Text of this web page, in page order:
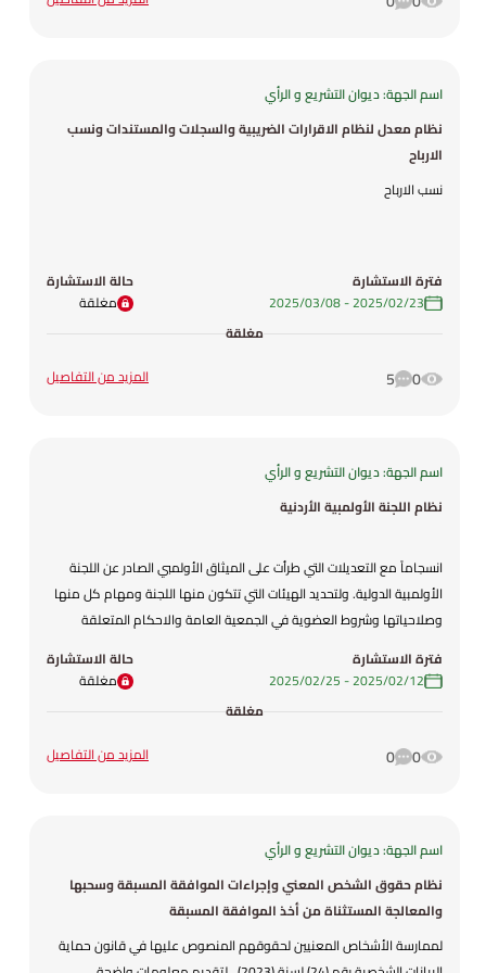
اسم الجهة: ديوان التشريع و الرأي
نظام معدل لنظام الاقرارات الضريبية والسجلات والمستندات ونسب
الارباح
نسب الارباح
فترة الاستشارة
23‏/02‏/2025
-
08‏/03‏/2025
حالة الاستشارة
مغلقة
مغلقة
0
5 المزيد من التفاصيل
اسم الجهة: ديوان التشريع و الرأي
نظام اللجنة الأولمبية الأردنية
انسجاماً مع التعديلات التي طرأت على الميثاق الأولمبي الصادر عن اللجنة
الأولمبية الدولية. ولتحديد الهيئات التي تتكون منها اللجنة ومهام كل منها
وصلاحياتها وشروط العضوية في الجمعية العامة والاحكام المتعلقة
وحالات فقدان العضوية فيه.
فترة الاستشارة
12‏/02‏/2025
-
25‏/02‏/2025
حالة الاستشارة
مغلقة
مغلقة
0
0 المزيد من التفاصيل
اسم الجهة: ديوان التشريع و الرأي
نظام حقوق الشخص المعني وإجراءات الموافقة المسبقة وسحبها
والمعالجة المستثناة من أخذ الموافقة المسبقة
لممارسة الأشخاص المعنيين لحقوقهم المنصوص عليها في قانون حماية